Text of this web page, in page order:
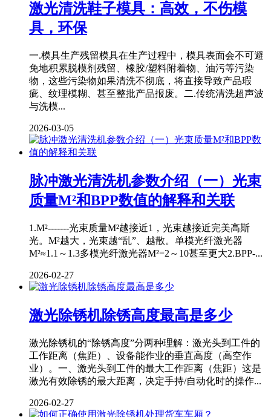
激光清洗鞋子模具：高效，不伤模
具，环保
一.模具生产残留模具在生产过程中，模具表面会不可避
免地积累脱模剂残留、橡胶/塑料附着物、油污等污染
物，这些污染物如果清洗不彻底，将直接导致产品瑕
疵、纹理模糊、甚至整批产品报废。二.传统清洗超声波
与洗模...
2026-03-05
脉冲激光清洗机参数介绍（一）光束
质量M²和BPP数值的解释和关联
1.M²-------光束质量M²越接近1，光束越接近完美高斯
光。M²越大，光束越“乱”、越散。单模光纤激光器
M²≈1.1～1.3多模光纤激光器M²=2～10甚至更大2.BPP-...
2026-02-27
激光除锈机除锈高度最高是多少
激光除锈机的“除锈高度”分两种理解：激光头到工件的
工作距离（焦距）、设备能作业的垂直高度（高空作
业）。一、激光头到工件的最大工作距离（焦距）这是
激光有效除锈的最大距离，决定手持/自动化时的操作...
2026-02-27